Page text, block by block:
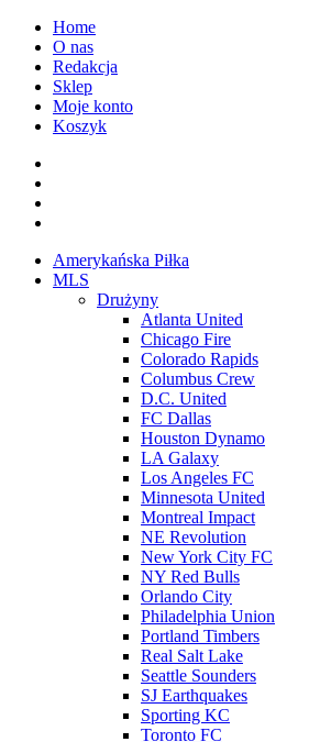
Przejdź
treści
Home
O nas
Redakcja
Sklep
Moje konto
Koszyk
Menu
główne
Amerykańska Piłka
MLS
Drużyny
Atlanta United
Chicago Fire
Colorado Rapids
Columbus Crew
D.C. United
FC Dallas
Houston Dynamo
LA Galaxy
Los Angeles FC
Minnesota United
Montreal Impact
NE Revolution
New York City FC
NY Red Bulls
Orlando City
Philadelphia Union
Portland Timbers
Real Salt Lake
Seattle Sounders
SJ Earthquakes
Sporting KC
Toronto FC